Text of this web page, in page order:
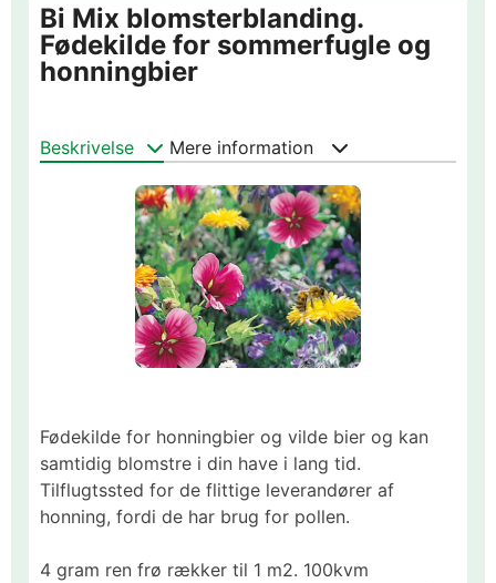
Bi Mix blomsterblanding.
Fødekilde for sommerfugle og
honningbier
Beskrivelse Mere information
Fødekilde for honningbier og vilde bier og kan
samtidig blomstre i din have i lang tid.
Tilflugtssted for de flittige leverandører af
honning, fordi de har brug for pollen.
4 gram ren frø rækker til 1 m2. 100kvm